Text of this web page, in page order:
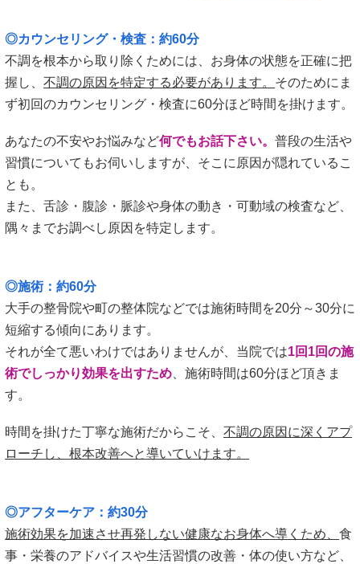
◎カウンセリング・検査：約60分
不調を根本から取り除くためには、お身体の状態を正確に把
握し、 不調の原因を特定する必要があります。 そのためにま
ず初回のカウンセリング・検査に60分ほど時間を掛けます。
あなたの不安やお悩みなど何でもお話下さい。 普段の生活や
習慣についてもお伺いしますが、そこに原因が隠れているこ
とも。
また、舌診・腹診・脈診や身体の動き・可動域の検査など、
隅々までお調べし原因を特定します。
◎施術：約60分
大手の整骨院や町の整体院などでは施術時間を20分～30分に
短縮する傾向にあります。
それが全て悪いわけではありませんが、当院では1回1回の施
術でしっかり効果を出すため 、施術時間は60分ほど頂きま
す。
時間を掛けた丁寧な施術だからこそ、 不調の原因に深くアプ
ローチし、根本改善へと導いていけます。
◎アフターケア：約30分
施術効果を加速させ再発しない健康なお身体へ導くため、 食
事・栄養のアドバイスや生活習慣の改善・体の使い方など、